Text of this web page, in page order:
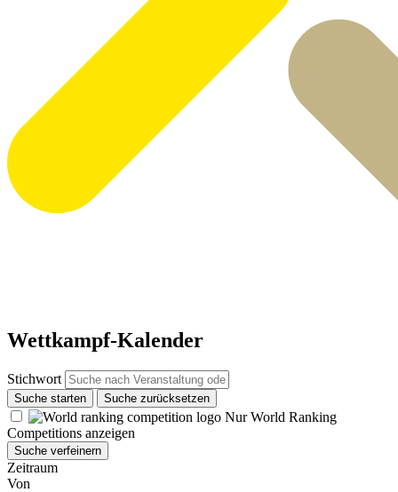
Wettkampf-Kalender
Stichwort
Suche starten Suche zurücksetzen
Nur World Ranking
Competitions anzeigen
Suche verfeinern
Zeitraum
Von